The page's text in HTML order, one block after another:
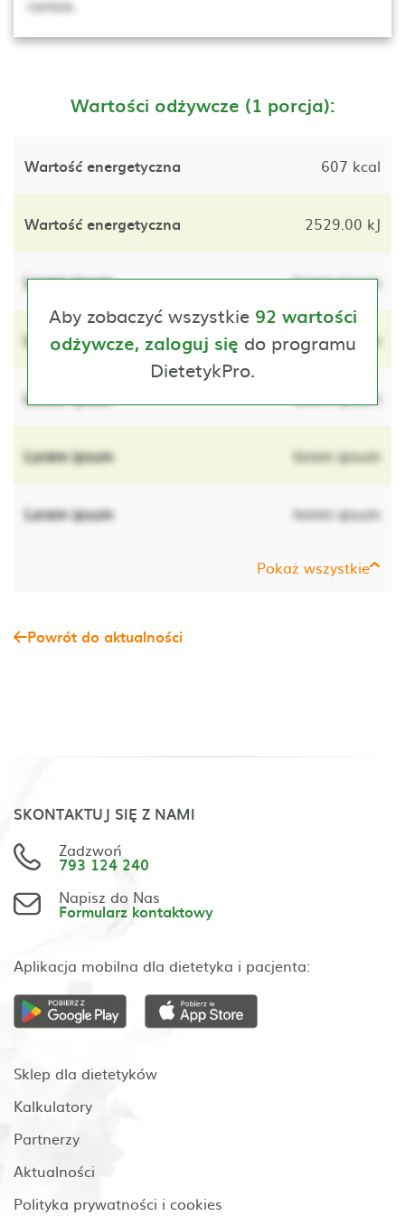
cursus.
Wartości odżywcze (1 porcja):
Wartość energetyczna 607 kcal
Wartość energetyczna 2529.00 kJ
Lorem ipsum lorem ipsum
Lorem ipsum lorem ipsum
Lorem ipsum lorem ipsum
Lorem ipsum lorem ipsum
Lorem ipsum lorem ipsum
Pokaż wszystkie
Aby zobaczyć wszystkie 92 wartości
odżywcze, zaloguj się do programu
DietetykPro.
Powrót do aktualności
SKONTAKTUJ SIĘ Z NAMI
Zadzwoń
793 124 240
Napisz do Nas
Formularz kontaktowy
Aplikacja mobilna dla dietetyka i pacjenta:
Sklep dla dietetyków
Kalkulatory
Partnerzy
Aktualności
Polityka prywatności i cookies